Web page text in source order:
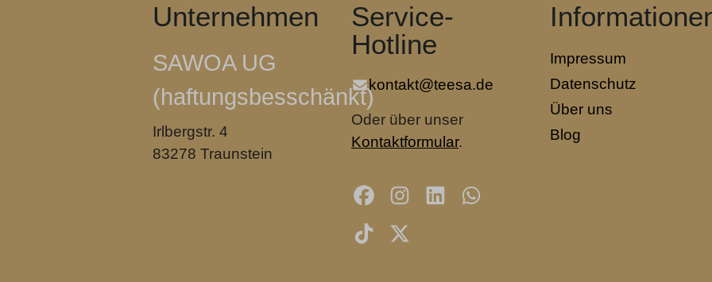
Unternehmen
SAWOA UG
(haftungsbesschänkt)
Irlbergstr. 4
83278 Traunstein
Service-
Hotline
kontakt@teesa.de
Oder über unser
Kontaktformular.
Impressum
Datenschutz
Über uns
Blog